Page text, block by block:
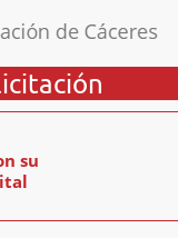
su